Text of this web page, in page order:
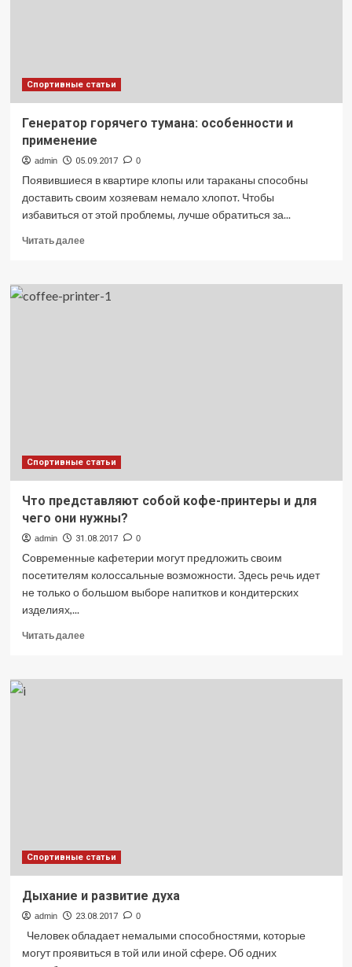
Спортивные статьи
Генератор горячего тумана: особенности и
применение
admin 05.09.2017 0
Появившиеся в квартире клопы или тараканы способны
доставить своим хозяевам немало хлопот. Чтобы
избавиться от этой проблемы, лучше обратиться за...
Читать далееПрочитать
Генератор
горячего
Спортивные статьи
Что представляют собой кофе-принтеры и для
чего они нужны?
admin 31.08.2017 0
Современные кафетерии могут предложить своим
посетителям колоссальные возможности. Здесь речь идет
не только о большом выборе напитков и кондитерских
изделиях,...
Читать далееПрочитать
Что
Спортивные статьи
Дыхание и развитие духа
admin 23.08.2017 0
Человек обладает немалыми способностями, которые
могут проявиться в той или иной сфере. Об одних